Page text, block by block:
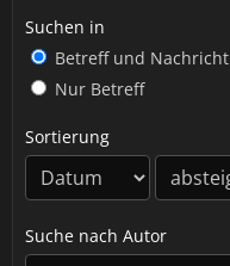
Suchen in
Betreff und Nachricht
Nur Betreff
Sortierung
Suche nach Autor